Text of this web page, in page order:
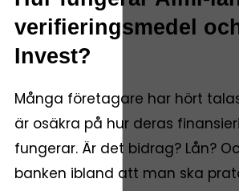
verifieringsmedel
Invest?
Många företagare har hört
är osäkra på hur deras
fungerar. Är det bidrag? Lån?
banken ibland att man ska